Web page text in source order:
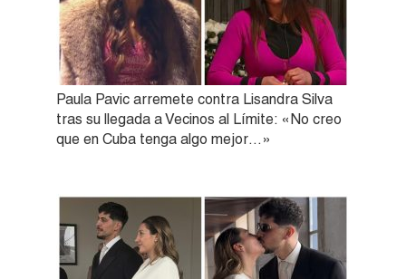
Paula Pavic arremete contra Lisandra Silva
tras su llegada a Vecinos al Límite: «No creo
que en Cuba tenga algo mejor…»